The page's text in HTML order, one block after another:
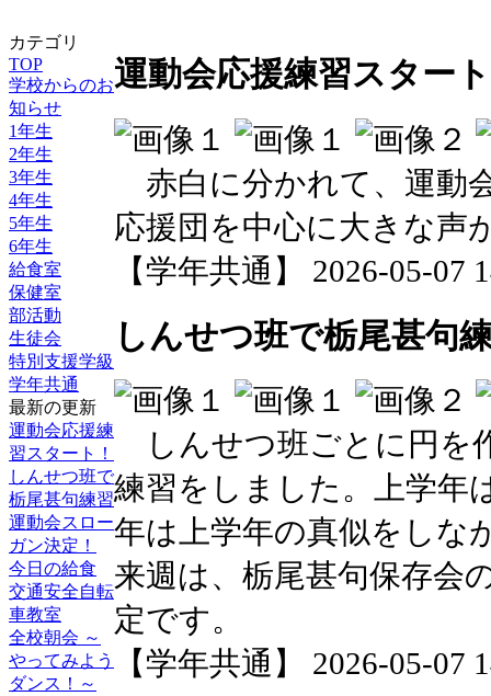
カテゴリ
TOP
学校からのお
知らせ
1年生
2年生
3年生
4年生
5年生
6年生
給食室
保健室
部活動
生徒会
特別支援学級
学年共通
最新の更新
運動会応援練
習スタート！
しんせつ班で
栃尾甚句練習
運動会スロー
ガン決定！
今日の給食
交通安全自転
車教室
全校朝会 ～
やってみよう
ダンス！～
運動会応援練習スター
赤白に分かれて、運動
応援団を中心に大きな声
【学年共通】 2026-05-07
しんせつ班で栃尾甚句
しんせつ班ごとに円を
練習をしました。上学年
年は上学年の真似をしな
来週は、栃尾甚句保存会
定です。
【学年共通】 2026-05-07